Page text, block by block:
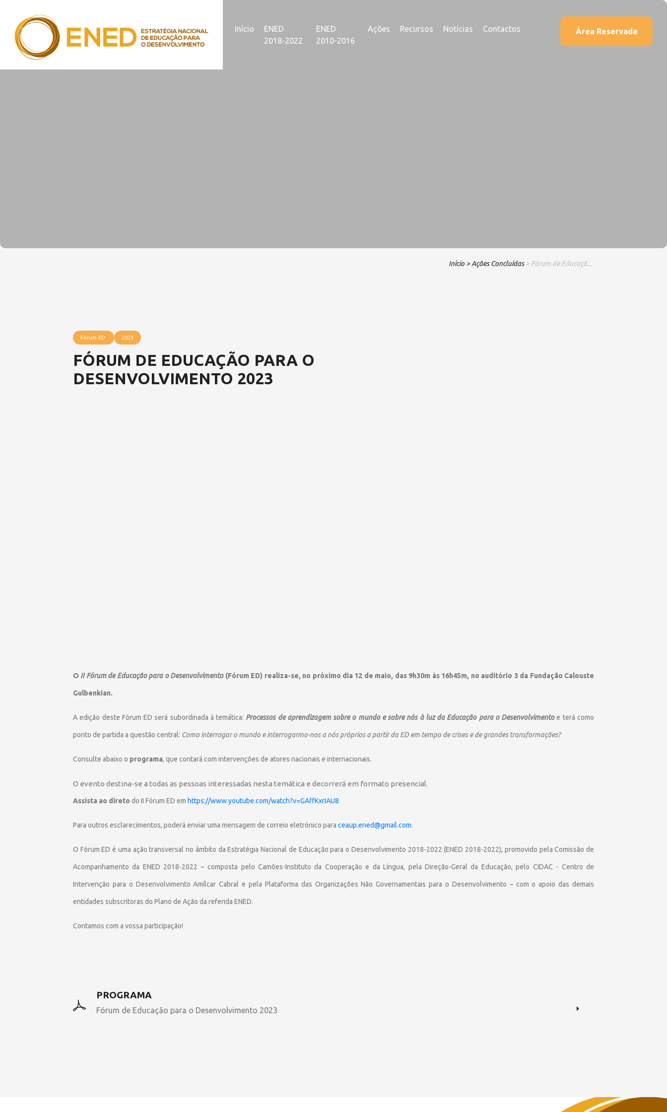
Início
ENED
2018-2022
ENED
2010-2016
Ações Recursos Notícias Contactos Área Reservada
Início > Ações Concluídas > Fórum de Educaçã...
Fórum ED 2023
FÓRUM DE EDUCAÇÃO PARA O
DESENVOLVIMENTO 2023
O II Fórum de Educação para o Desenvolvimento(Fórum ED) realiza-se, no próximo dia 12 de maio, das 9h30m às 16h45m, no auditório 3 da Fundação Calouste
Gulbenkian.
A edição deste Fórum ED será subordinada à temática: Processos de aprendizagem sobre o mundo e sobre nós à luz da Educação para o Desenvolvimentoe terá como
ponto de partida a questão central: Como interrogar o mundo e interrogarmo-nos a nós próprios a partir da ED em tempo de crises e de grandes transformações?
Consulte abaixo o programa, que contará com intervenções de atores nacionais e internacionais.
O evento destina-se a todas as pessoas interessadas nesta temática e decorrerá em formato presencial.
Assista ao direto do II Fórum ED em https://www.youtube.com/watch?v=GAffKxrIAU8
Para outros esclarecimentos, poderá enviar uma mensagem de correio eletrónico para ceaup.ened@gmail.com.
O Fórum ED é uma ação transversal no âmbito da Estratégia Nacional de Educação para o Desenvolvimento 2018-2022 (ENED 2018-2022), promovido pela Comissão de
Acompanhamento da ENED 2018-2022 – composta pelo Camões-Instituto da Cooperação e da Língua, pela Direção-Geral da Educação, pelo CIDAC - Centro de
Intervenção para o Desenvolvimento Amílcar Cabral e pela Plataforma das Organizações Não Governamentais para o Desenvolvimento – com o apoio das demais
entidades subscritoras do Plano de Ação da referida ENED.
Contamos com a vossa participação!
PROGRAMA
Fórum de Educação para o Desenvolvimento 2023